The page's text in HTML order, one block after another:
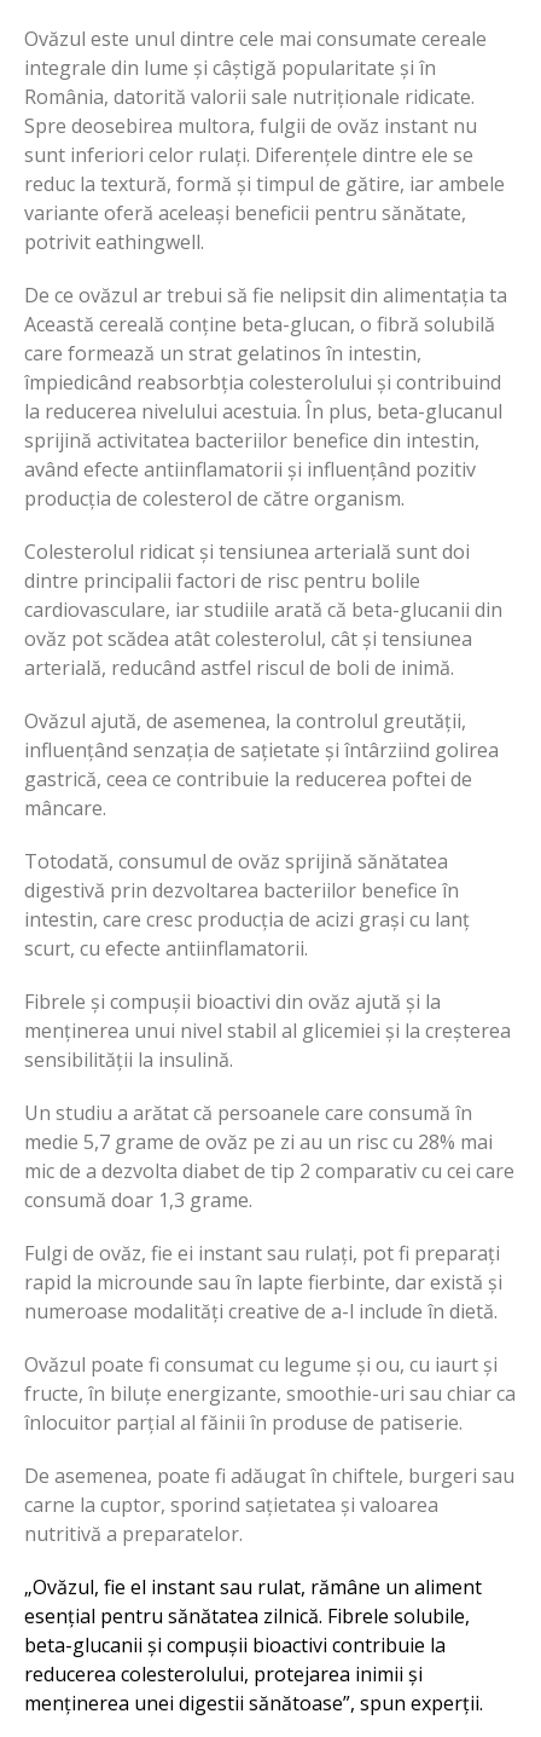
Ovăzul este unul dintre cele mai consumate cereale
integrale din lume și câștigă popularitate și în
România, datorită valorii sale nutriționale ridicate.
Spre deosebirea multora, fulgii de ovăz instant nu
sunt inferiori celor rulați. Diferențele dintre ele se
reduc la textură, formă și timpul de gătire, iar ambele
variante oferă aceleași beneficii pentru sănătate,
potrivit eathingwell.
De ce ovăzul ar trebui să fie nelipsit din alimentația ta
Această cereală conține beta-glucan, o fibră solubilă
care formează un strat gelatinos în intestin,
împiedicând reabsorbția colesterolului și contribuind
la reducerea nivelului acestuia. În plus, beta-glucanul
sprijină activitatea bacteriilor benefice din intestin,
având efecte antiinflamatorii și influențând pozitiv
producția de colesterol de către organism.
Colesterolul ridicat și tensiunea arterială sunt doi
dintre principalii factori de risc pentru bolile
cardiovasculare, iar studiile arată că beta-glucanii din
ovăz pot scădea atât colesterolul, cât și tensiunea
arterială, reducând astfel riscul de boli de inimă.
Ovăzul ajută, de asemenea, la controlul greutății,
influențând senzația de sațietate și întârziind golirea
gastrică, ceea ce contribuie la reducerea poftei de
mâncare.
Totodată, consumul de ovăz sprijină sănătatea
digestivă prin dezvoltarea bacteriilor benefice în
intestin, care cresc producția de acizi grași cu lanț
scurt, cu efecte antiinflamatorii.
Fibrele și compușii bioactivi din ovăz ajută și la
menținerea unui nivel stabil al glicemiei și la creșterea
sensibilității la insulină.
Un studiu a arătat că persoanele care consumă în
medie 5,7 grame de ovăz pe zi au un risc cu 28% mai
mic de a dezvolta diabet de tip 2 comparativ cu cei care
consumă doar 1,3 grame.
Fulgi de ovăz, fie ei instant sau rulați, pot fi preparați
rapid la microunde sau în lapte fierbinte, dar există și
numeroase modalități creative de a-l include în dietă.
Ovăzul poate fi consumat cu legume și ou, cu iaurt și
fructe, în biluțe energizante, smoothie-uri sau chiar ca
înlocuitor parțial al făinii în produse de patiserie.
De asemenea, poate fi adăugat în chiftele, burgeri sau
carne la cuptor, sporind sațietatea și valoarea
nutritivă a preparatelor.
„Ovăzul, fie el instant sau rulat, rămâne un aliment
esențial pentru sănătatea zilnică. Fibrele solubile,
beta-glucanii și compușii bioactivi contribuie la
reducerea colesterolului, protejarea inimii și
menținerea unei digestii sănătoase”, spun experții.